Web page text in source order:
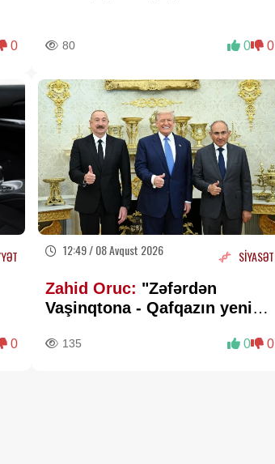
0 80 0 0
0
12:49 / 08 Avqust 2026 SİYASƏT
Zahid Oruc: "Zəfərdən
Vaşinqtona - Qafqazın yeni
135 0 0